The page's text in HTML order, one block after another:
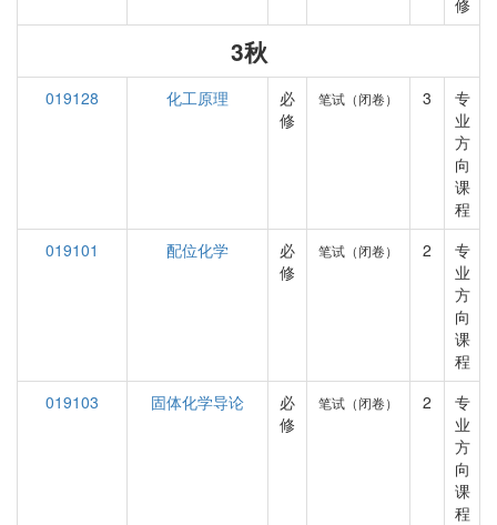
修
3秋
019128 化工原理
必
修
笔试（闭卷） 3
专
业
方
向
课
程
019101
配位化学
必
修
笔试（闭卷） 2
专
业
方
向
课
程
019103
固体化学导论
必
修
笔试（闭卷） 2
专
业
方
向
课
程